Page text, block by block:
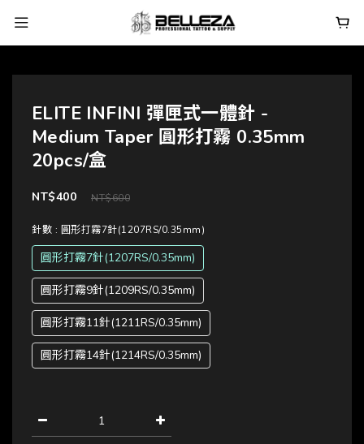
ELITE INFINI 彈匣式一體針 -
Medium Taper 圓形打霧 0.35mm
20pcs/盒
NT$600
NT$400
針數 : 圓形打霧7針(1207RS/0.35mm)
圓形打霧7針(1207RS/0.35mm)
圓形打霧9針(1209RS/0.35mm)
圓形打霧11針(1211RS/0.35mm)
圓形打霧14針(1214RS/0.35mm)